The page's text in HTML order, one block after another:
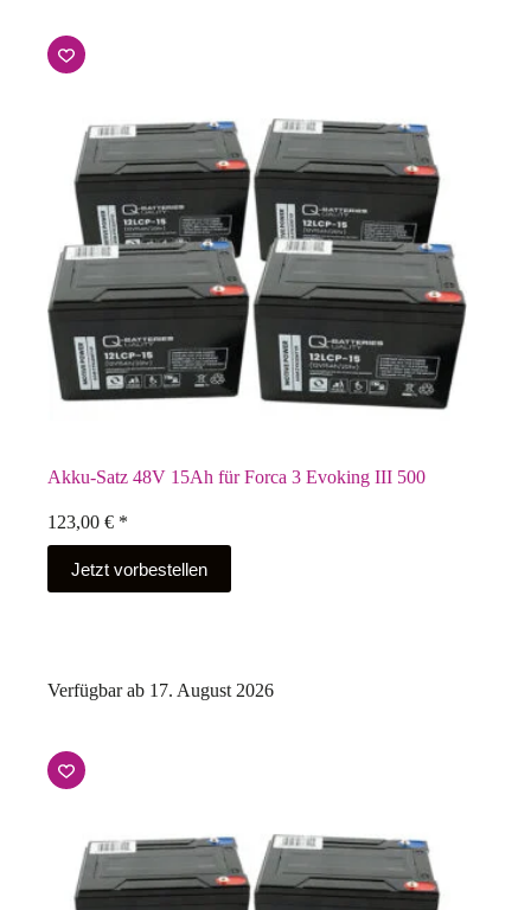
Akku-Satz 48V 15Ah für Forca 3 Evoking III 500
123,00 € *
Jetzt vorbestellen
Verfügbar ab 17. August 2026